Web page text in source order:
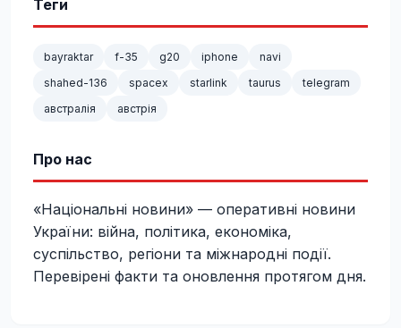
Теги
bayraktar f-35 g20 iphone
navi
shahed-136
spacex starlink taurus
telegram
австралія
австрія
Про нас
«Національні новини» — оперативні новини
України: війна, політика, економіка,
суспільство, регіони та міжнародні події.
Перевірені факти та оновлення протягом дня.